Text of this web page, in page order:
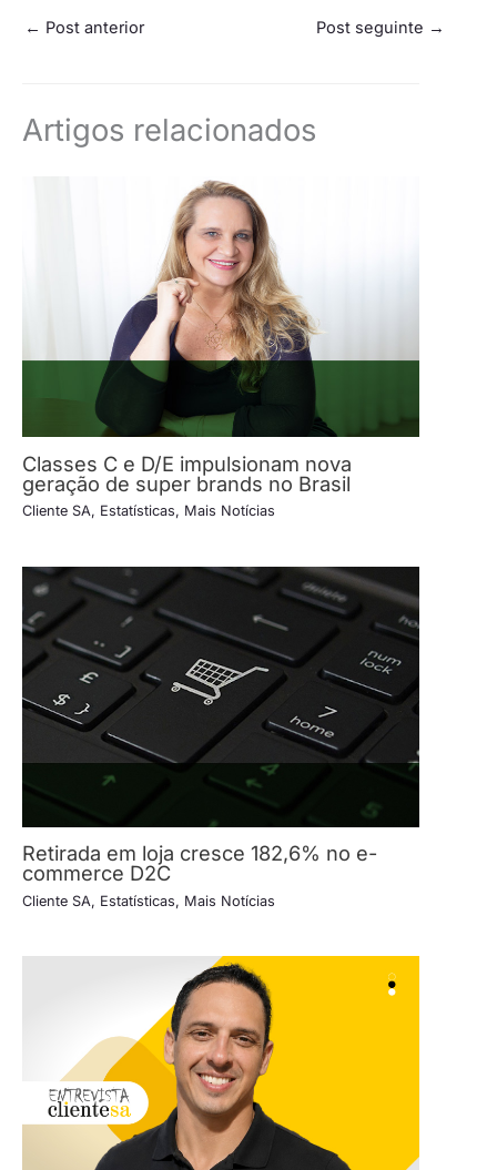
← Post anterior Post seguinte →
Artigos relacionados
Classes C e D/E impulsionam nova
geração de super brands no Brasil
Cliente SA, Estatísticas, Mais Notícias
Retirada em loja cresce 182,6% no e-
commerce D2C
Cliente SA, Estatísticas, Mais Notícias